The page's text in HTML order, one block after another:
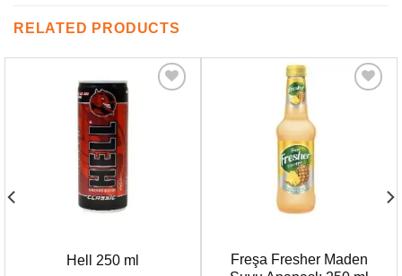
RELATED PRODUCTS
Hell 250 ml
Freşa Fresher Maden